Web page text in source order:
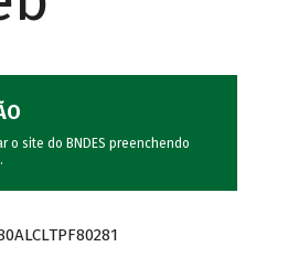
o site do BNDES preenchendo
.